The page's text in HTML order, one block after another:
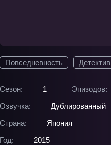
Повседневность Детектив
Сезон: 1 Эпизодов:
Озвучка:
Дублированный
Страна:
Япония
Год:
2015